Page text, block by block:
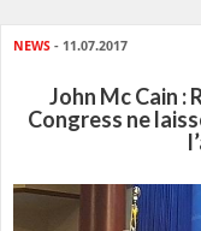
NEWS - 11.07.2017
John Mc Cain :
Congress ne